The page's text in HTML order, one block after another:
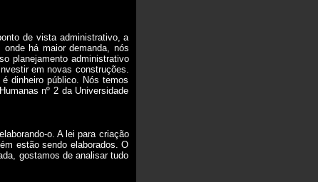
de vista administrativo, a
há maior demanda, nós
planejamento administrativo
em novas construções.
dinheiro público. Nós temos
nº 2 da Universidade
o. A lei para criação
estão sendo elaborados. O
gostamos de analisar tudo